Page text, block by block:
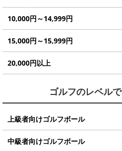
10,000円～14,999円
15,000円～15,999円
20,000円以上
ゴルフのレベル
上級者向けゴルフボール
中級者向けゴルフボール